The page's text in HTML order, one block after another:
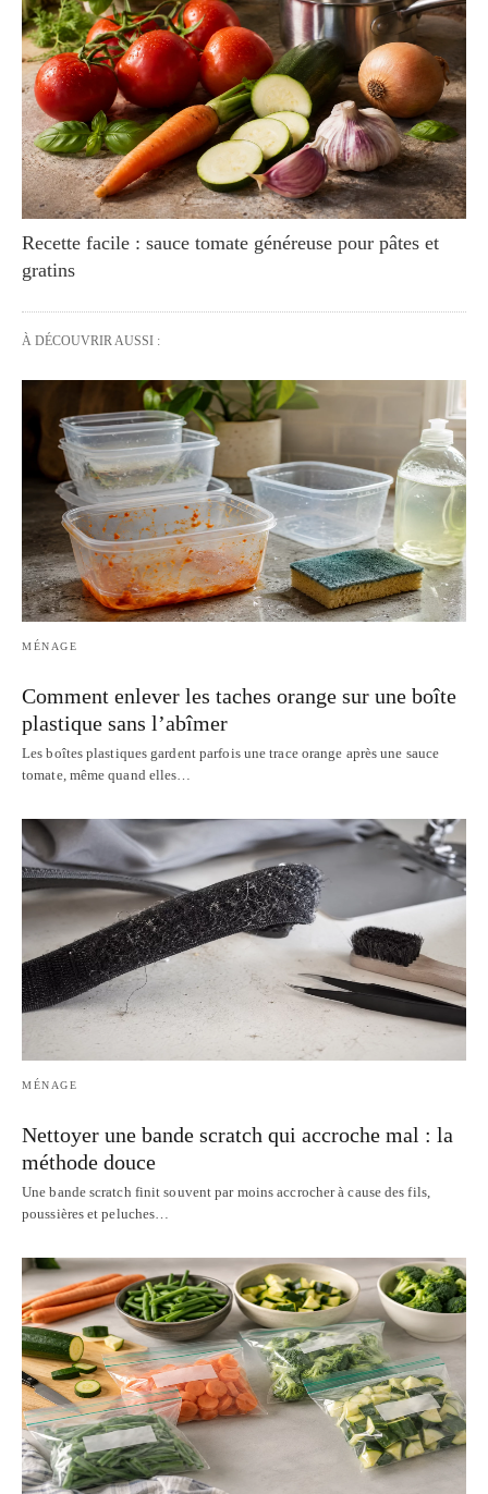
Recette facile : sauce tomate généreuse pour pâtes et
gratins
À DÉCOUVRIR AUSSI :
MÉNAGE
Comment enlever les taches orange sur une boîte
plastique sans l’abîmer
Les boîtes plastiques gardent parfois une trace orange après une sauce
tomate, même quand elles…
MÉNAGE
Nettoyer une bande scratch qui accroche mal : la
méthode douce
Une bande scratch finit souvent par moins accrocher à cause des fils,
poussières et peluches…